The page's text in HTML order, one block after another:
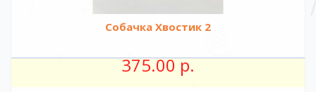
Собачка Хвостик 2
375.00 р.